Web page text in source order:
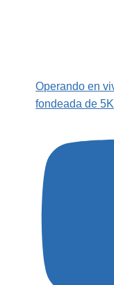
Operando en
fondeada de 5K